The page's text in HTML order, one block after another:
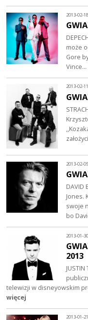
2013-02-
może
Gore
Vince…
2013-02-
2013-02-
DAVID
Jones.
swoje
bo
2013-01-
2013
telewizji w disneyowskim
więcej
2013-01-